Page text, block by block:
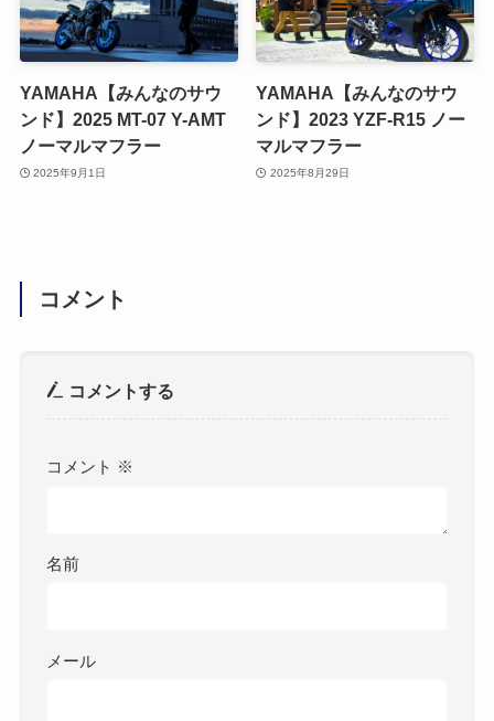
YAMAHA【みんなのサウ
ンド】2025 MT-07 Y-AMT
ノーマルマフラー
2025年9月1日
YAMAHA【みんなのサウ
ンド】2023 YZF-R15 ノー
マルマフラー
2025年8月29日
コメント
コメントする
コメント ※
名前
メール